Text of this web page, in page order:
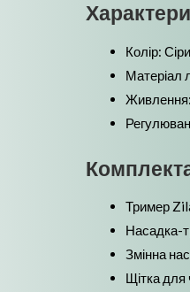
Колір:
Матеріал
Тример
Насадка-
Змінна
Щітка